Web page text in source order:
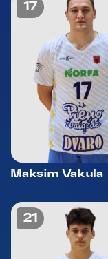
17
Maksim Vakula
21